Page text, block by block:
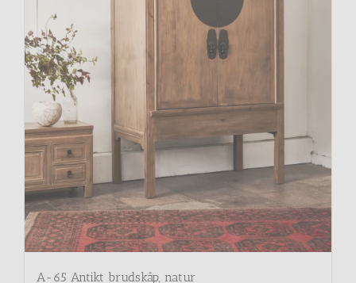
A-65 Antikt brudskåp, natur